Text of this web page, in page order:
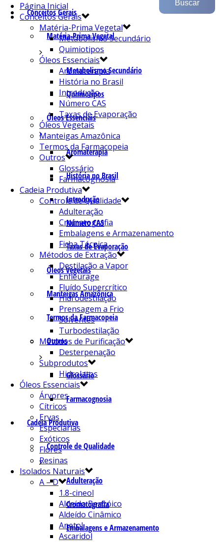
Conceitos Gerais
Matéria-Prima Vegetal
Metabolismo Secundário
Quimiotipos
Óleos Essenciais
Aromaterapia
História no Brasil
Introdução
Número CAS
Taxas de Evaporação
Óleos Vegetais
Manteigas Amazônica
Termos da Farmacopeia
Outros
Glossário
Farmacognosia
Cadeia Produtiva
Controle de Qualidade
Adulteração
Cromatografia
Embalagens e Armazenamento
Página Inicial
Conceitos Gerais
Matéria-Prima Vegetal
Metabolismo Secundário
Quimiotipos
Óleos Essenciais
Aromaterapia
História no Brasil
Introdução
Número CAS
Taxas de Evaporação
Óleos Vegetais
Manteigas Amazônica
Termos da Farmacopeia
Outros
Glossário
Farmacognosia
Cadeia Produtiva
Controle de Qualidade
Adulteração
Cromatografia
Embalagens e Armazenamento
Ficha Técnica
Métodos de Extração
Destilação a Vapor
Enfleurage
Fluído Supercrítico
Hidrodestilação
Prensagem a Frio
Solventes
Turbodestilação
Métodos de Purificação
Desterpenação
Subprodutos
Hidrolatos
Óleos Essenciais
Árvores
Cítricos
Ervas
Especiarias
Exóticos
Flores
Resinas
Isolados Naturais
A – D
1.8-cineol
Aldeído Benzóico
Aldeído Cinâmico
Anetol
Ascaridol